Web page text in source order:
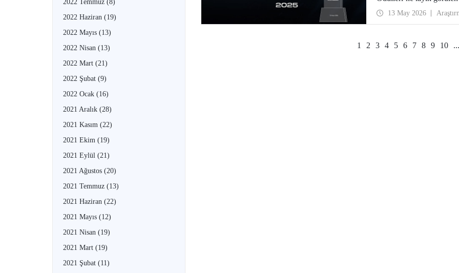
2022 Temmuz (8)
2022 Haziran (19)
2022 Mayıs (13)
2022 Nisan (13)
2022 Mart (21)
2022 Şubat (9)
2022 Ocak (16)
2021 Aralık (28)
2021 Kasım (22)
2021 Ekim (19)
2021 Eylül (21)
2021 Ağustos (20)
2021 Temmuz (13)
2021 Haziran (22)
2021 Mayıs (12)
2021 Nisan (19)
2021 Mart (19)
2021 Şubat (11)
13 May 2026
1 2 3 4 5 6 7 8 9 10 ...